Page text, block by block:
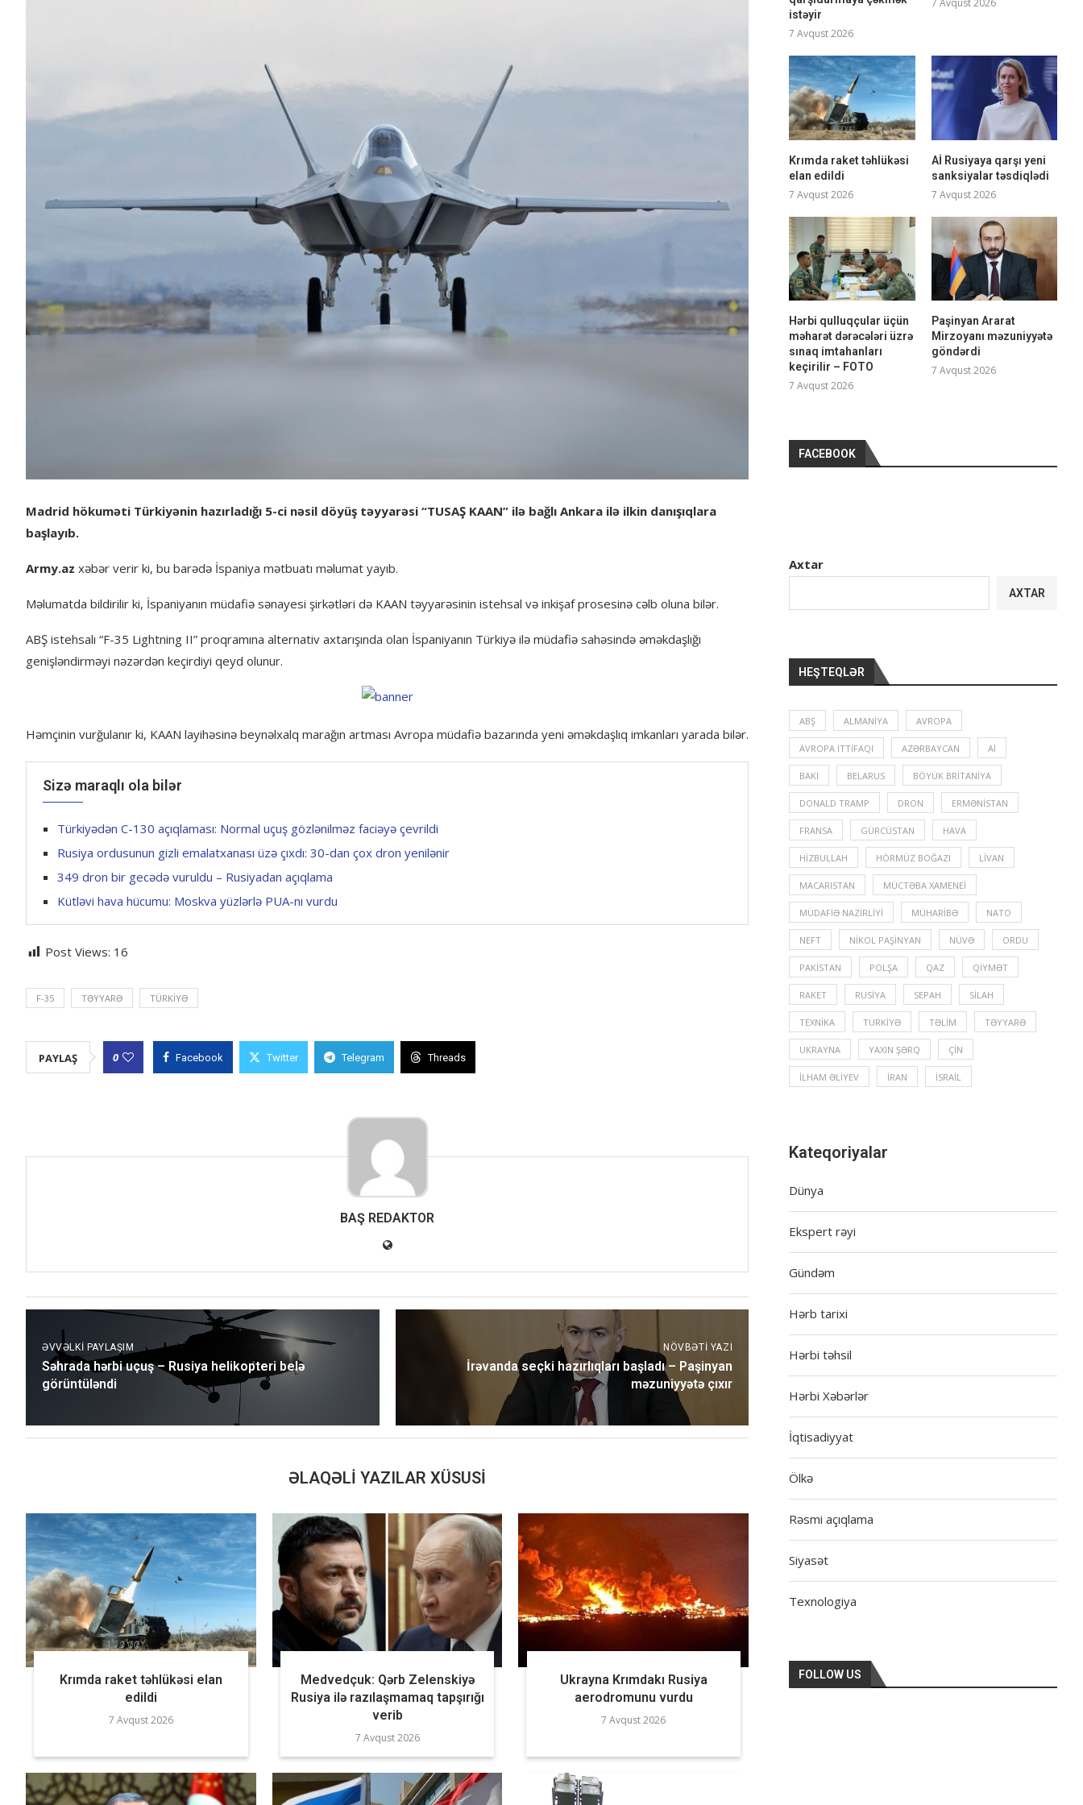
Madrid hökuməti Türkiyənin hazırladığı 5-ci nəsil döyüş təyyarəsi “TUSAŞ KAAN” ilə bağlı Ankara ilə ilkin danışıqlara
başlayıb.
Army.az xəbər verir ki, bu barədə İspaniya mətbuatı məlumat yayıb.
Məlumatda bildirilir ki, İspaniyanın müdafiə sənayesi şirkətləri də KAAN təyyarəsinin istehsal və inkişaf prosesinə cəlb oluna bilər.
ABŞ istehsalı “F-35 Lightning II” proqramına alternativ axtarışında olan İspaniyanın Türkiyə ilə müdafiə sahəsində əməkdaşlığı
genişləndirməyi nəzərdən keçirdiyi qeyd olunur.
Həmçinin vurğulanır ki, KAAN layihəsinə beynəlxalq marağın artması Avropa müdafiə bazarında yeni əməkdaşlıq imkanları yarada bilər.
Sizə maraqlı ola bilər
Türkiyədən C-130 açıqlaması: Normal uçuş gözlənilməz faciəyə çevrildi
Rusiya ordusunun gizli emalatxanası üzə çıxdı: 30-dan çox dron yenilənir
349 dron bir gecədə vuruldu – Rusiyadan açıqlama
Kütləvi hava hücumu: Moskva yüzlərlə PUA-nı vurdu
Post Views: 16
F-35 TƏYYARƏ TÜRKIYƏ
PAYLAŞ 0 Facebook Twitter Telegram Threads
BAŞ REDAKTOR
ƏVVƏLKI PAYLAŞIM
Səhrada hərbi uçuş – Rusiya helikopteri belə
görüntüləndi
NÖVBƏTI YAZI
İrəvanda seçki hazırlıqları başladı – Paşinyan
məzuniyyətə çıxır
ƏLAQƏLI YAZILAR XÜSUSI
Krımda raket təhlükəsi elan
edildi
7 Avqust 2026
Medvedçuk: Qərb Zelenskiyə
Rusiya ilə razılaşmamaq tapşırığı
verib
7 Avqust 2026
Ukrayna Krımdakı Rusiya
aerodromunu vurdu
7 Avqust 2026
istəyir
7 Avqust 2026
7 Avqust 2026
Krımda raket təhlükəsi
elan edildi
7 Avqust 2026
Aİ Rusiyaya qarşı yeni
sanksiyalar təsdiqlədi
7 Avqust 2026
Hərbi qulluqçular üçün
məharət dərəcələri üzrə
sınaq imtahanları
keçirilir – FOTO
7 Avqust 2026
Paşinyan Ararat
Mirzoyanı məzuniyyətə
göndərdi
7 Avqust 2026
FACEBOOK
Axtar
AXTAR
HEŞTEQLƏR
ABŞ ALMANIYA AVROPA
AVROPA İTTIFAQI AZƏRBAYCAN Aİ
BAKI BELARUS BÖYÜK BRITANIYA
DONALD TRAMP DRON ERMƏNISTAN
FRANSA GÜRCÜSTAN HAVA
HIZBULLAH HÖRMÜZ BOĞAZI LIVAN
MACARISTAN MÜCTƏBA XAMENEI
MÜDAFIƏ NAZIRLIYI MÜHARIBƏ NATO
NEFT NIKOL PAŞINYAN NÜVƏ ORDU
PAKISTAN POLŞA QAZ QIYMƏT
RAKET RUSIYA SEPAH SILAH
TEXNIKA TÜRKIYƏ TƏLIM TƏYYARƏ
UKRAYNA YAXIN ŞƏRQ ÇIN
İLHAM ƏLIYEV İRAN İSRAIL
Kateqoriyalar
Dünya
Ekspert rəyi
Gündəm
Hərb tarixi
Hərbi təhsil
Hərbi Xəbərlər
İqtisadiyyat
Ölkə
Rəsmi açıqlama
Siyasət
Texnologiya
FOLLOW US